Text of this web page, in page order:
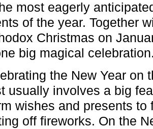
most eagerly
of the year. Together
Christmas on
big magical
the New Year on
usually involves a big
wishes and presents to
off fireworks. On the